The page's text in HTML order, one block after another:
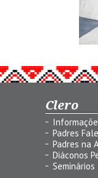
Clero
Padres
Padres na
Diáconos
Seminários